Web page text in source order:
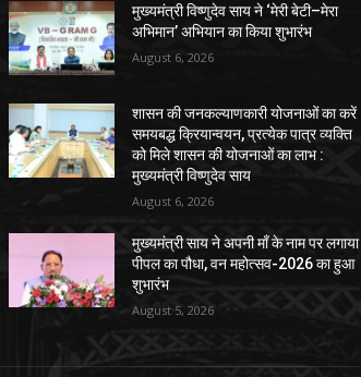
मुख्यमंत्री विष्णुदेव साय ने ‘मेरी बेटी–मेरा
अभिमान’ अभियान का किया शुभारंभ
August 6, 2026
शासन की जनकल्याणकारी योजनाओं का करें
समयबद्ध क्रियान्वयन, प्रत्येक पात्र व्यक्ति
को मिले शासन की योजनाओं का लाभ :
मुख्यमंत्री विष्णुदेव साय
August 6, 2026
मुख्यमंत्री साय ने अपनी माँ के नाम पर लगाया
पीपल का पौधा, वन महोत्सव-2026 का हुआ
शुभारंभ
August 5, 2026